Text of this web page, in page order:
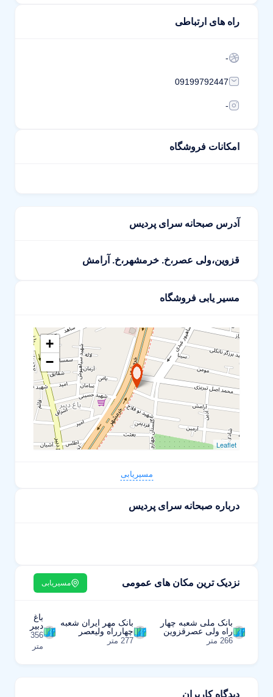
راه های ارتباطی
-
09199792447
-
امکانات فروشگاه
آدرس صبحانه سرای پردیس
قزوین،ولی عصر،خ. خرمشهر،خ. آرامش
مسیر یابی فروشگاه
+
−
Leaflet
مسیریابی
درباره صبحانه سرای پردیس
نزدیک ترین مکان های عمومی مسیریابی
بانک ملی شعبه چهار
راه ولی عصرقزوین
266 متر
بانک مهر ایران شعبه
چهارراه ولیعصر
277 متر
باغ
دبیر
356
متر
دیدگاه کاربران